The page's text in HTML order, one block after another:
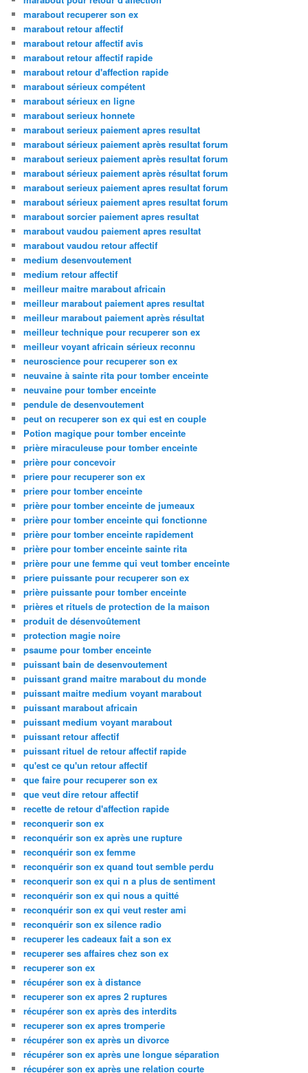
marabout recuperer son ex
marabout retour affectif
marabout retour affectif avis
marabout retour affectif rapide
marabout retour d'affection rapide
marabout sérieux compétent
marabout sérieux en ligne
marabout serieux honnete
marabout serieux paiement apres resultat
marabout sérieux paiement après resultat forum
marabout serieux paiement après resultat forum
marabout sérieux paiement après résultat forum
marabout serieux paiement apres resultat forum
marabout sérieux paiement apres resultat forum
marabout sorcier paiement apres resultat
marabout vaudou paiement apres resultat
marabout vaudou retour affectif
medium desenvoutement
medium retour affectif
meilleur maitre marabout africain
meilleur marabout paiement apres resultat
meilleur marabout paiement après résultat
meilleur technique pour recuperer son ex
meilleur voyant africain sérieux reconnu
neuroscience pour recuperer son ex
neuvaine à sainte rita pour tomber enceinte
neuvaine pour tomber enceinte
pendule de desenvoutement
peut on recuperer son ex qui est en couple
Potion magique pour tomber enceinte
prière miraculeuse pour tomber enceinte
prière pour concevoir
priere pour recuperer son ex
priere pour tomber enceinte
prière pour tomber enceinte de jumeaux
prière pour tomber enceinte qui fonctionne
prière pour tomber enceinte rapidement
prière pour tomber enceinte sainte rita
prière pour une femme qui veut tomber enceinte
priere puissante pour recuperer son ex
prière puissante pour tomber enceinte
prières et rituels de protection de la maison
produit de désenvoûtement
protection magie noire
psaume pour tomber enceinte
puissant bain de desenvoutement
puissant grand maitre marabout du monde
puissant maitre medium voyant marabout
puissant marabout africain
puissant medium voyant marabout
puissant retour affectif
puissant rituel de retour affectif rapide
qu'est ce qu'un retour affectif
que faire pour recuperer son ex
que veut dire retour affectif
recette de retour d'affection rapide
reconquerir son ex
reconquérir son ex après une rupture
reconquérir son ex femme
reconquérir son ex quand tout semble perdu
reconquerir son ex qui n a plus de sentiment
reconquérir son ex qui nous a quitté
reconquérir son ex qui veut rester ami
reconquérir son ex silence radio
recuperer les cadeaux fait a son ex
recuperer ses affaires chez son ex
recuperer son ex
récupérer son ex à distance
recuperer son ex apres 2 ruptures
récupérer son ex après des interdits
recuperer son ex apres tromperie
récupérer son ex après un divorce
récupérer son ex après une longue séparation
récupérer son ex après une relation courte